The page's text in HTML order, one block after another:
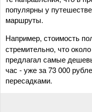
популярны у
маршруты.
Например, стоимость
стремительно, что
предлагал самые
час - уже за 73 000
пересадками.